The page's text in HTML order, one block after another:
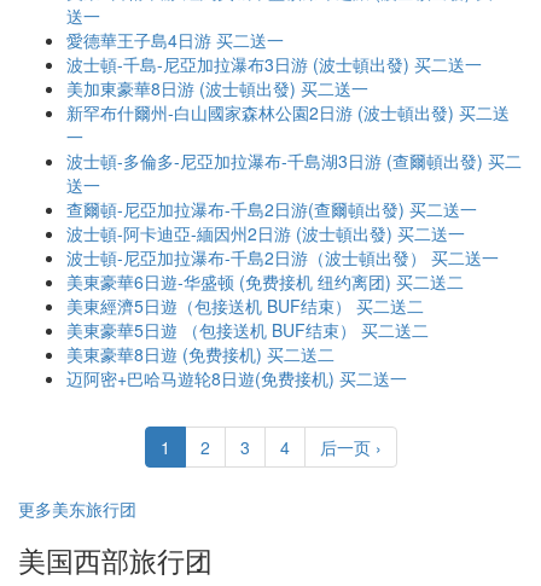
送一
愛德華王子島4日游 买二送一
波士頓-千島-尼亞加拉瀑布3日游 (波士頓出發) 买二送一
美加東豪華8日游 (波士頓出發) 买二送一
新罕布什爾州-白山國家森林公園2日游 (波士頓出發) 买二送
一
波士頓-多倫多-尼亞加拉瀑布-千島湖3日游 (查爾頓出發) 买二
送一
查爾頓-尼亞加拉瀑布-千島2日游(查爾頓出發) 买二送一
波士頓-阿卡迪亞-緬因州2日游 (波士頓出發) 买二送一
波士頓-尼亞加拉瀑布-千島2日游（波士頓出發） 买二送一
美東豪華6日遊-华盛顿 (免费接机 纽约离团) 买二送二
美東經濟5日遊（包接送机 BUF结束） 买二送二
美東豪華5日遊 （包接送机 BUF结束） 买二送二
美東豪華8日遊 (免费接机) 买二送二
迈阿密+巴哈马遊轮8日遊(免费接机) 买二送一
1 2 3 4 后一页 ›
更多美东旅行团
美国西部旅行团